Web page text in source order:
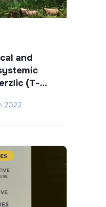
and
(T-
2022